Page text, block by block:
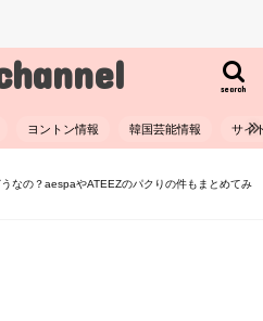
search
ヨントン情報 韓国芸能情報 サイ
なの？aespaやATEEZのパクりの件もまとめてみ